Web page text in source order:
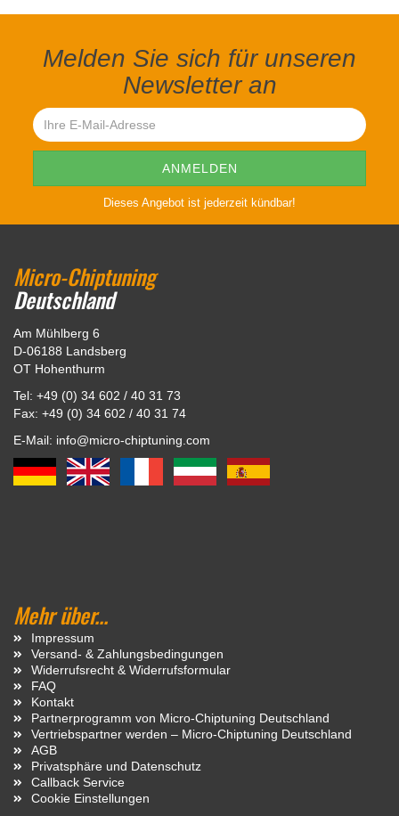
Melden Sie sich für unseren
Newsletter an
Dieses Angebot ist jederzeit kündbar!
Micro-Chiptuning
Deutschland
Am Mühlberg 6
D-06188 Landsberg
OT Hohenthurm
Tel: +49 (0) 34 602 / 40 31 73
Fax: +49 (0) 34 602 / 40 31 74
E-Mail: info@micro-chiptuning.com
Mehr über...
Impressum
Versand- & Zahlungsbedingungen
Widerrufsrecht & Widerrufsformular
FAQ
Kontakt
Partnerprogramm von Micro-Chiptuning Deutschland
Vertriebspartner werden – Micro-Chiptuning Deutschland
AGB
Privatsphäre und Datenschutz
Callback Service
Cookie Einstellungen